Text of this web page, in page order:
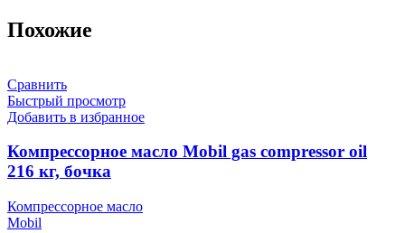
Похожие
Сравнить
Быстрый просмотр
Добавить в избранное
Компрессорное масло Mobil gas compressor oil
216 кг, бочка
Компрессорное масло
Mobil